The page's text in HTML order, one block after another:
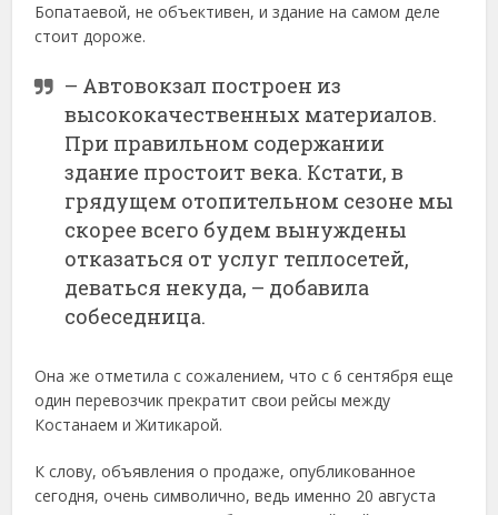
Бопатаевой, не объективен, и здание на самом деле
стоит дороже.
– Автовокзал построен из
высококачественных материалов.
При правильном содержании
здание простоит века. Кстати, в
грядущем отопительном сезоне мы
скорее всего будем вынуждены
отказаться от услуг теплосетей,
деваться некуда, – добавила
собеседница.
Она же отметила с сожалением, что с 6 сентября еще
один перевозчик прекратит свои рейсы между
Костанаем и Житикарой.
К слову, объявления о продаже, опубликованное
сегодня, очень символично, ведь именно 20 августа